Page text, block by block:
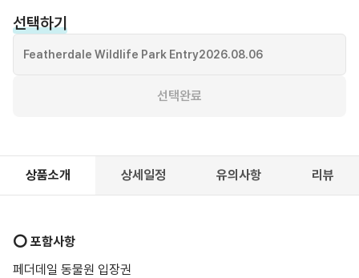
선택하기
Featherdale Wildlife Park Entry2026.08.06
선택완료
상품소개 상세일정 유의사항 리뷰
⭕️ 포함사항
페더데일 동물원 입장권